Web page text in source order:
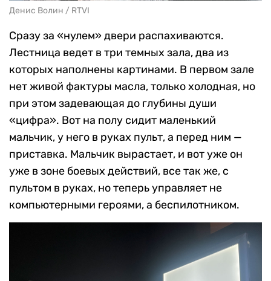
Денис Волин / RTVI
Сразу за «нулем» двери распахиваются.
Лестница ведет в три темных зала, два из
которых наполнены картинами. В первом зале
нет живой фактуры масла, только холодная, но
при этом задевающая до глубины души
«цифра». Вот на полу сидит маленький
мальчик, у него в руках пульт, а перед ним —
приставка. Мальчик вырастает, и вот уже он
уже в зоне боевых действий, все так же, с
пультом в руках, но теперь управляет не
компьютерными героями, а беспилотником.